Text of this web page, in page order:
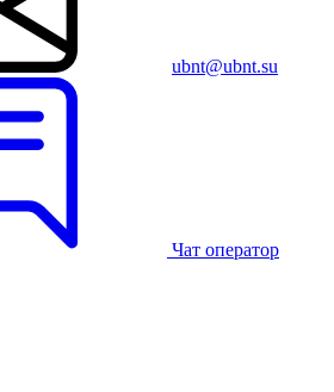
ubnt@ubnt.su
Чат оператор